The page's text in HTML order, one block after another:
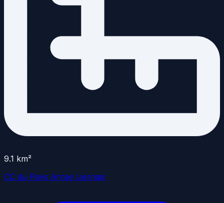
9.1 km²
CC du Pays Arnay Liernais